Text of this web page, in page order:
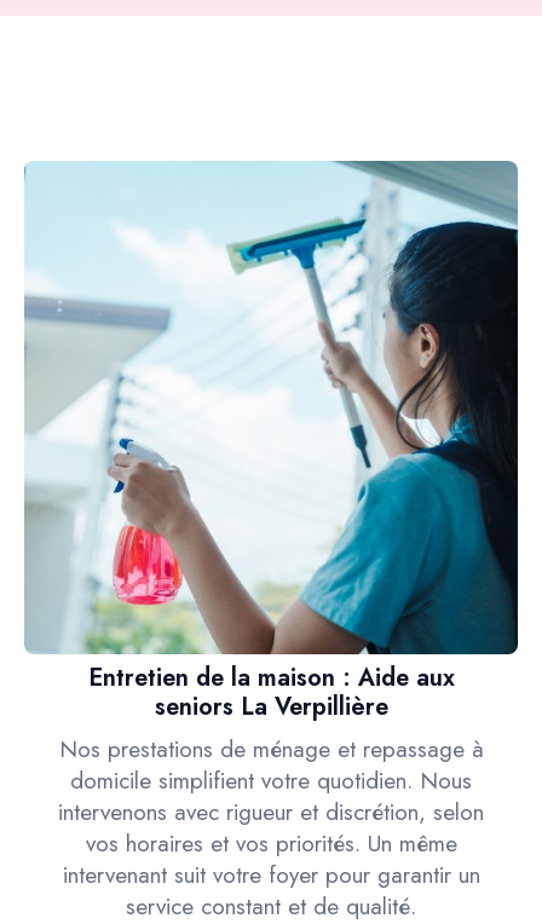
Entretien de la maison : Aide aux
seniors La Verpillière
Nos prestations de ménage et repassage à
domicile simplifient votre quotidien. Nous
intervenons avec rigueur et discrétion, selon
vos horaires et vos priorités. Un même
intervenant suit votre foyer pour garantir un
service constant et de qualité.